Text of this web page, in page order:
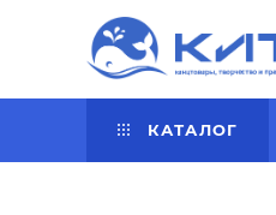
КАТАЛОГ